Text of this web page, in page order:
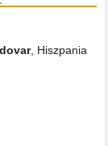
, Hiszpania